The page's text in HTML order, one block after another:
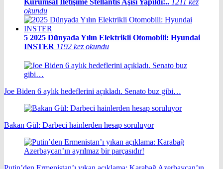
Kurumsal İletişime Stellantis Aşısı Yapıldı!.. 1211 kez
okundu
5 2025 Dünyada Yılın Elektrikli Otomobili: Hyundai
INSTER 1192 kez okundu
Joe Biden 6 aylık hedeflerini açıkladı. Senato buz gibi…
Bakan Gül: Darbeci hainlerden hesap soruluyor